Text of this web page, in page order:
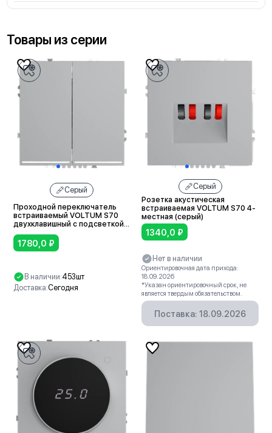
Товары из серии
Серый
Проходной переключатель
встраиваемый VOLTUM S70
двухклавишный с подсветкой
10А (серый)
1780,0 ₽
В наличии:453шт
Доставка:Сегодня
Серый
Розетка акустическая
встраиваемая VOLTUM S70 4-
местная (серый)
1340,0 ₽
Нет в наличии
Ориентировочная дата прихода:
18.09.2026
*Указан ориентировочный срок, не
является твердым обязательством.
Поставка: 18.09.2026